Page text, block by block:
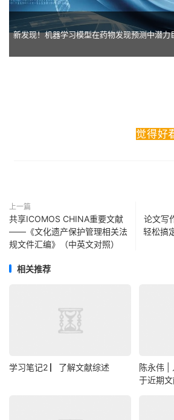
新发现！机器学习模型在药物发现预测中潜力
觉得好
上一篇
共享ICOMOS CHINA重要文献
——《文化遗产保护管理相关法
规文件汇编》（中英文对照）
论文写
轻松搞
相关推荐
学习笔记2 ▏了解文献综述
陈永伟 |
于近期